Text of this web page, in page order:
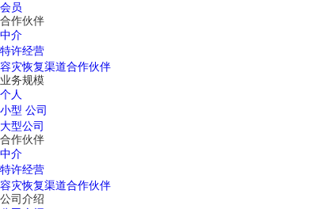
会员
合作伙伴
中介
特许经营
容灾恢复渠道合作伙伴
业务规模
个人
小型 公司
大型公司
合作伙伴
中介
特许经营
容灾恢复渠道合作伙伴
公司介绍